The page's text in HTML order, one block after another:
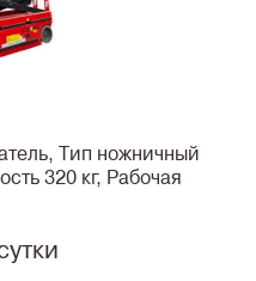
Тип ножничный
320 кг, Рабочая